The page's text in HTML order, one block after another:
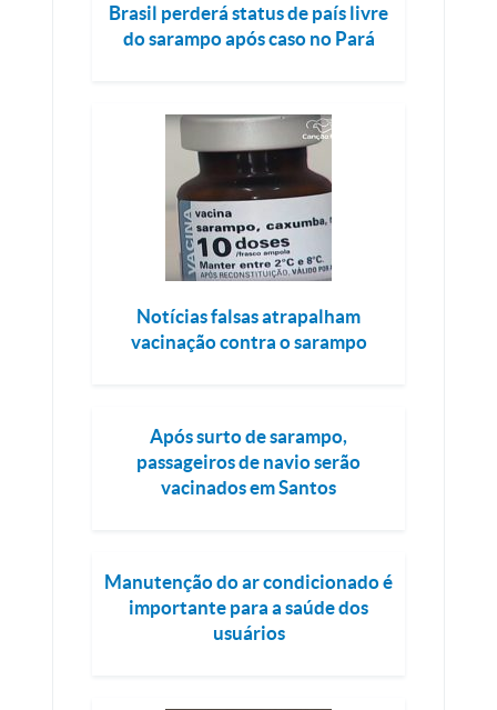
Brasil perderá status de país livre
do sarampo após caso no Pará
Notícias falsas atrapalham
vacinação contra o sarampo
Após surto de sarampo,
passageiros de navio serão
vacinados em Santos
Manutenção do ar condicionado é
importante para a saúde dos
usuários